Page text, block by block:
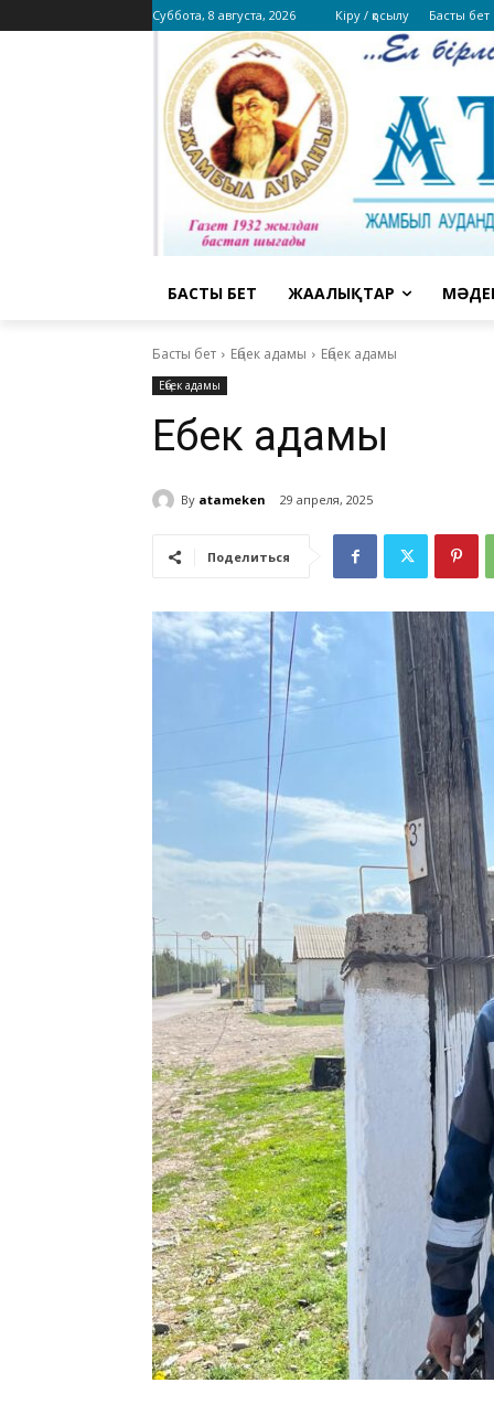
Суббота, 8 августа, 2026 Кіру / қосылу Басты бет
БАСТЫ БЕТ ЖАҢАЛЫҚТАР
Басты бет Еңбек адамы Еңбек адамы
Еңбек адамы
Еңбек адамы
By atameken 29 апреля, 2025
Поделиться